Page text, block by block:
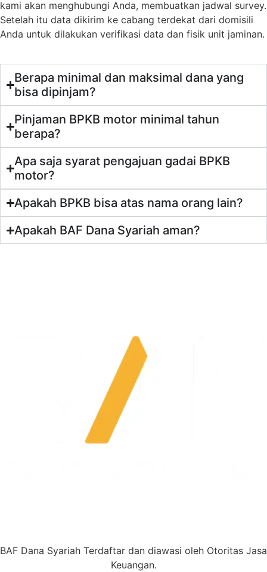
kami akan menghubungi Anda, membuatkan jadwal survey.
Setelah itu data dikirim ke cabang terdekat dari domisili
Anda untuk dilakukan verifikasi data dan fisik unit jaminan.
Berapa minimal dan maksimal dana yang
bisa dipinjam?
Pinjaman BPKB motor minimal tahun
berapa?
Apa saja syarat pengajuan gadai BPKB
motor?
Apakah BPKB bisa atas nama orang lain?
Apakah BAF Dana Syariah aman?
BAF Dana Syariah Terdaftar dan diawasi oleh Otoritas Jasa
Keuangan.